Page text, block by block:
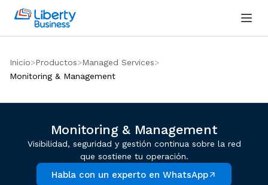
Inicio Productos
Managed Services
Monitoring & Management
Monitoring & Management
Visibilidad, seguridad y gestión continua sobre la red
que sostiene tu operación.
Habla con un experto en WhatsApp